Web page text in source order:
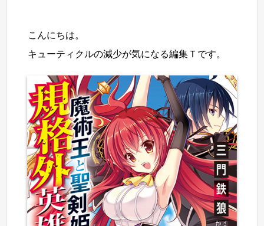
こんにちは。
キューティクルの減少が気になる編集Ｔです。